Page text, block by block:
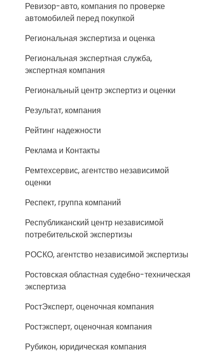
Ревизор-авто, компания по проверке
автомобилей перед покупкой
Региональная экспертиза и оценка
Региональная экспертная служба,
экспертная компания
Региональный центр экспертиз и оценки
Результат, компания
Рейтинг надежности
Реклама и Контакты
Ремтехсервис, агентство независимой
оценки
Респект, группа компаний
Республиканский центр независимой
потребительской экспертизы
РОСКО, агентство независимой экспертизы
Ростовская областная судебно-техническая
экспертиза
РостЭксперт, оценочная компания
Ростэксперт, оценочная компания
Рубикон, юридическая компания